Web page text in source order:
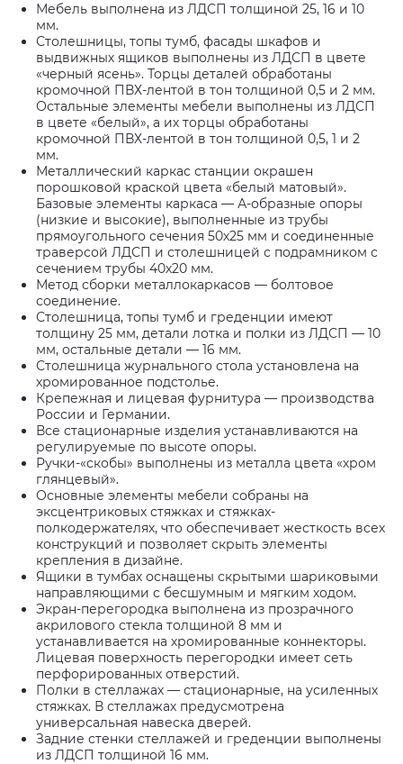
Мебель выполнена из ЛДСП толщиной 25, 16 и 10
мм.
Столешницы, топы тумб, фасады шкафов и
выдвижных ящиков выполнены из ЛДСП в цвете
«черный ясень». Торцы деталей обработаны
кромочной ПВХ-лентой в тон толщиной 0,5 и 2 мм.
Остальные элементы мебели выполнены из ЛДСП
в цвете «белый», а их торцы обработаны
кромочной ПВХ-лентой в тон толщиной 0,5, 1 и 2
мм.
Металлический каркас станции окрашен
порошковой краской цвета «белый матовый».
Базовые элементы каркаса — А-образные опоры
(низкие и высокие), выполненные из трубы
прямоугольного сечения 50х25 мм и соединенные
траверсой ЛДСП и столешницей с подрамником с
сечением трубы 40х20 мм.
Метод сборки металлокаркасов — болтовое
соединение.
Столешница, топы тумб и греденции имеют
толщину 25 мм, детали лотка и полки из ЛДСП — 10
мм, остальные детали — 16 мм.
Столешница журнального стола установлена на
хромированное подстолье.
Крепежная и лицевая фурнитура — производства
России и Германии.
Все стационарные изделия устанавливаются на
регулируемые по высоте опоры.
Ручки-«скобы» выполнены из металла цвета «хром
глянцевый».
Основные элементы мебели собраны на
эксцентриковых стяжках и стяжках-
полкодержателях, что обеспечивает жесткость всех
конструкций и позволяет скрыть элементы
крепления в дизайне.
Ящики в тумбах оснащены скрытыми шариковыми
направляющими с бесшумным и мягким ходом.
Экран-перегородка выполнена из прозрачного
акрилового стекла толщиной 8 мм и
устанавливается на хромированные коннекторы.
Лицевая поверхность перегородки имеет сеть
перфорированных отверстий.
Полки в стеллажах — стационарные, на усиленных
стяжках. В стеллажах предусмотрена
универсальная навеска дверей.
Задние стенки стеллажей и греденции выполнены
из ЛДСП толщиной 16 мм.